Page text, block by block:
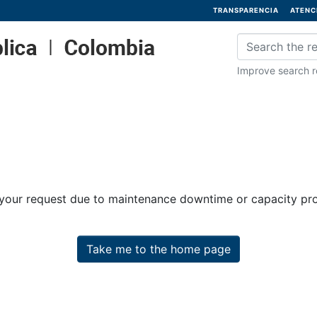
TRANSPARENCIA
Improve search
request due to maintenance downtime or capacity
Take me to the home page